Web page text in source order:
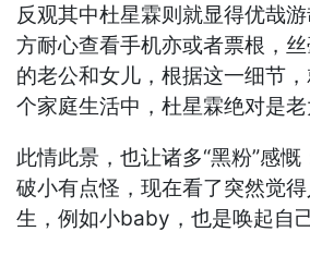
反观其中杜星霖则就显得优哉
方耐心查看手机亦或者票根，
的老公和女儿，根据这一细节
个家庭生活中，杜星霖绝对是老
此情此景，也让诸多“黑粉”感
破小有点怪，现在看了突然觉
生，例如小baby，也是唤起自